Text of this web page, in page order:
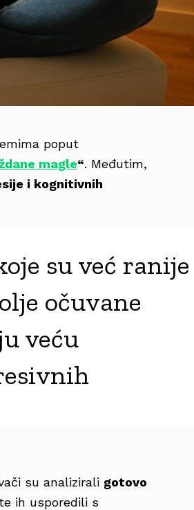
poput
magle“. Međutim,
i kognitivnih
su već ranije
očuvane
veću
su analizirali gotovo
ih usporedili s